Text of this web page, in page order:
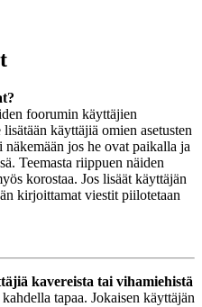
foorumin käyttäjien
käyttäjiä omien asetusten
näkemään jos he ovat paikalla ja
Teemasta riippuen näiden
korostaa. Jos lisäät käyttäjän
kirjoittamat viestit piilotetaan
kavereista tai vihamiehistä
tapaa. Jokaisen käyttäjän